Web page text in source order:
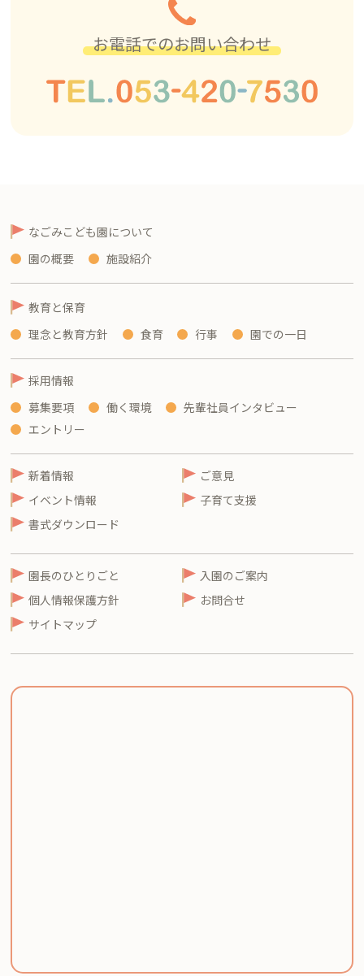
お電話でのお問い合わせ
なごみこども園について
園の概要
施設紹介
教育と保育
理念と教育方針
食育 行事 園での一日
採用情報
募集要項
働く環境
先輩社員インタビュー
エントリー
新着情報
ご意見
イベント情報
子育て支援
書式ダウンロード
園長のひとりごと
入園のご案内
個人情報保護方針
お問合せ
サイトマップ